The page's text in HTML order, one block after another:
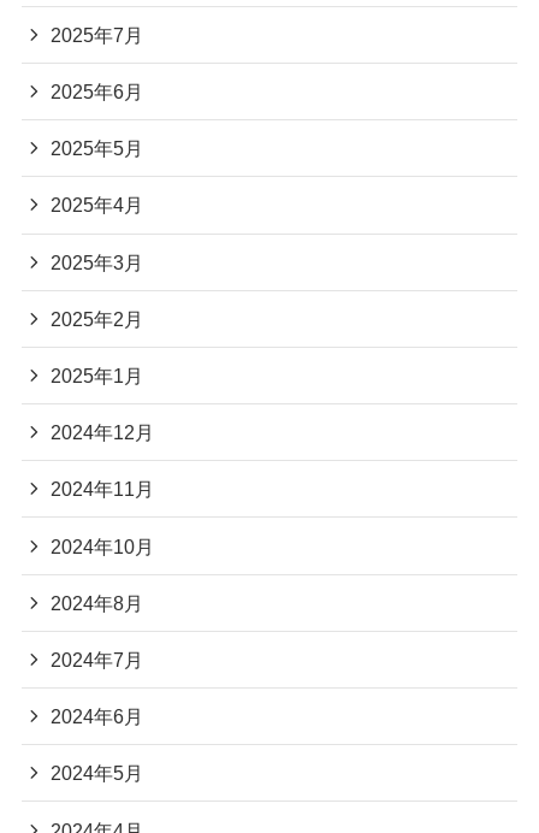
2025年7月
2025年6月
2025年5月
2025年4月
2025年3月
2025年2月
2025年1月
2024年12月
2024年11月
2024年10月
2024年8月
2024年7月
2024年6月
2024年5月